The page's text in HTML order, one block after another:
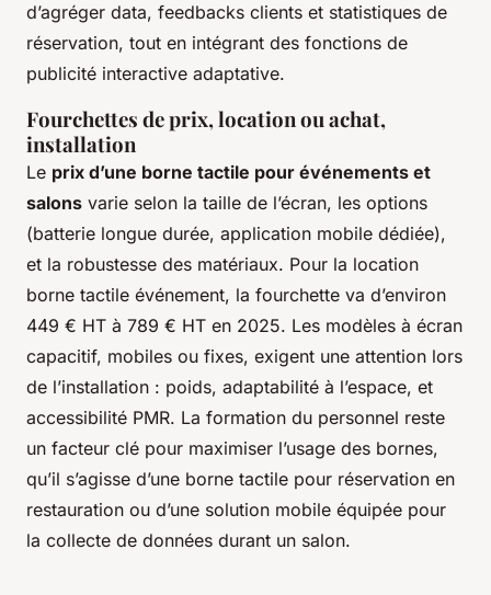
d’agréger data, feedbacks clients et statistiques de
réservation, tout en intégrant des fonctions de
publicité interactive adaptative.
Fourchettes de prix, location ou achat,
installation
Le prix d’une borne tactile pour événements et
salons varie selon la taille de l’écran, les options
(batterie longue durée, application mobile dédiée),
et la robustesse des matériaux. Pour la location
borne tactile événement, la fourchette va d’environ
449 € HT à 789 € HT en 2025. Les modèles à écran
capacitif, mobiles ou fixes, exigent une attention lors
de l’installation : poids, adaptabilité à l’espace, et
accessibilité PMR. La formation du personnel reste
un facteur clé pour maximiser l’usage des bornes,
qu’il s’agisse d’une borne tactile pour réservation en
restauration ou d’une solution mobile équipée pour
la collecte de données durant un salon.